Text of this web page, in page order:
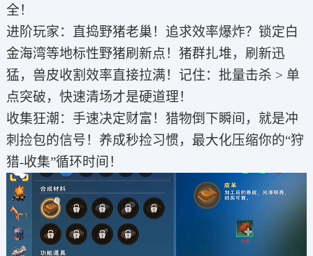
全！
进阶玩家：直捣野猪老巢！追求效率爆炸？锁定白
金海湾等地标性野猪刷新点！猪群扎堆，刷新迅
猛，兽皮收割效率直接拉满！记住：批量击杀 > 单
点突破，快速清场才是硬道理！
收集狂潮：手速决定财富！猎物倒下瞬间，就是冲
刺捡包的信号！养成秒捡习惯，最大化压缩你的“狩
猎-收集”循环时间！